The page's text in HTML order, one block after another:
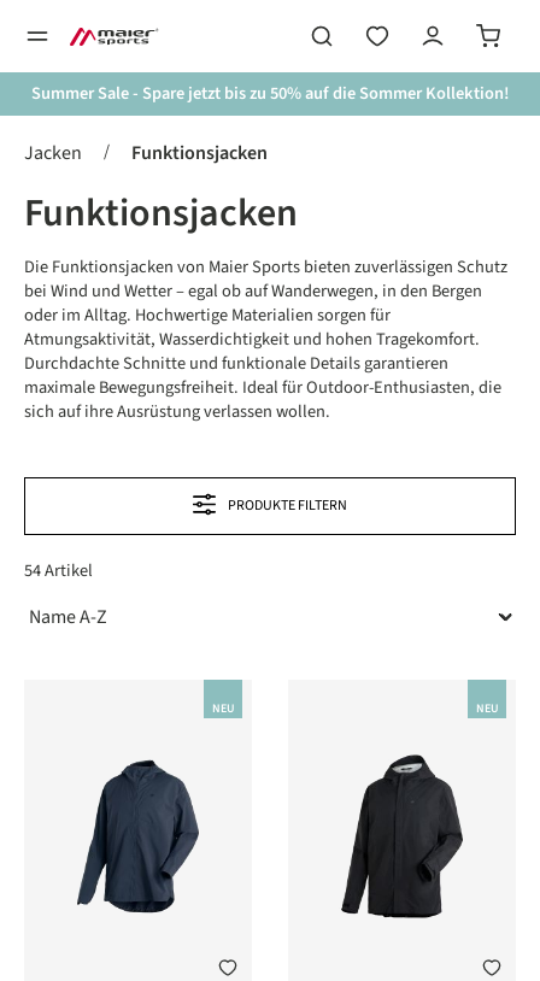
springen
Summer Sale - Spare jetzt bis zu 50% auf die Sommer Kollektion!
Jacken / Funktionsjacken
Funktionsjacken
Die Funktionsjacken von Maier Sports bieten zuverlässigen Schutz
bei Wind und Wetter – egal ob auf Wanderwegen, in den Bergen
oder im Alltag. Hochwertige Materialien sorgen für
Atmungsaktivität, Wasserdichtigkeit und hohen Tragekomfort.
Durchdachte Schnitte und funktionale Details garantieren
maximale Bewegungsfreiheit. Ideal für Outdoor-Enthusiasten, die
sich auf ihre Ausrüstung verlassen wollen.
PRODUKTE FILTERN
54 Artikel
NEU NEU